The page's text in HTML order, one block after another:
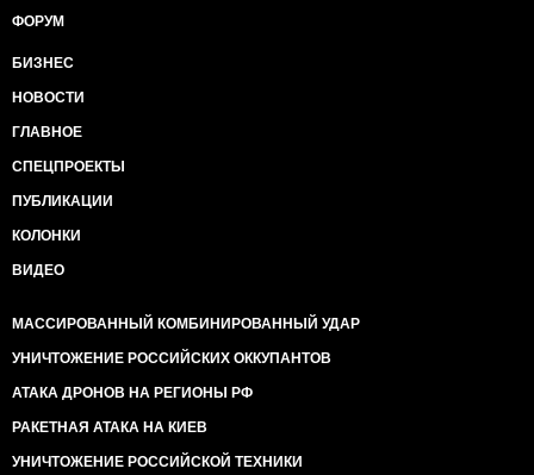
ФОРУМ
БИЗНЕС
НОВОСТИ
ГЛАВНОЕ
СПЕЦПРОЕКТЫ
ПУБЛИКАЦИИ
КОЛОНКИ
ВИДЕО
МАССИРОВАННЫЙ КОМБИНИРОВАННЫЙ УДАР
УНИЧТОЖЕНИЕ РОССИЙСКИХ ОККУПАНТОВ
АТАКА ДРОНОВ НА РЕГИОНЫ РФ
РАКЕТНАЯ АТАКА НА КИЕВ
УНИЧТОЖЕНИЕ РОССИЙСКОЙ ТЕХНИКИ